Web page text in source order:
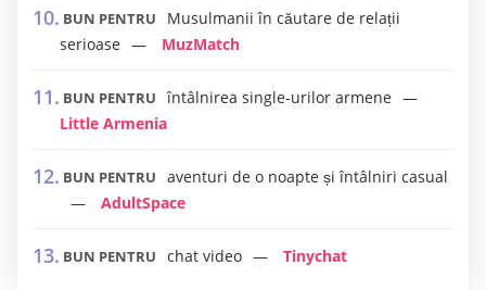
BUN PENTRU
Musulmanii în căutare de relații
serioase
MuzMatch
BUN PENTRU
întâlnirea single-urilor armene
Little Armenia
BUN PENTRU
aventuri de o noapte și întâlniri casual
AdultSpace
BUN PENTRU chat video Tinychat